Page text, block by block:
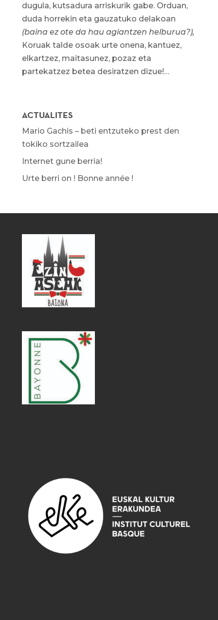
dugula, kutsadura arriskurik gabe. Orduan,
duda horrekin eta gauzatuko delakoan
(baina ez ote da hau agiantzen helburua?),
Koruak talde osoak urte onena, kantuez,
elkartzez, maitasunez, pozaz eta
partekatzez betea desiratzen dizue!…
ACTUALITES
Mario Gachis – beti entzuteko prest den
tokiko sortzailea
Internet gune berria!
Urte berri on ! Bonne année !